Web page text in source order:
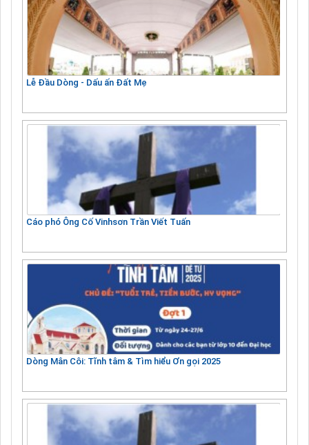
Lễ Đầu Dòng - Dấu ấn Đất Mẹ
Cáo phó Ông Cố Vinhsơn Trần Viết Tuấn
Dòng Mân Côi: Tĩnh tâm & Tìm hiểu Ơn gọi 2025